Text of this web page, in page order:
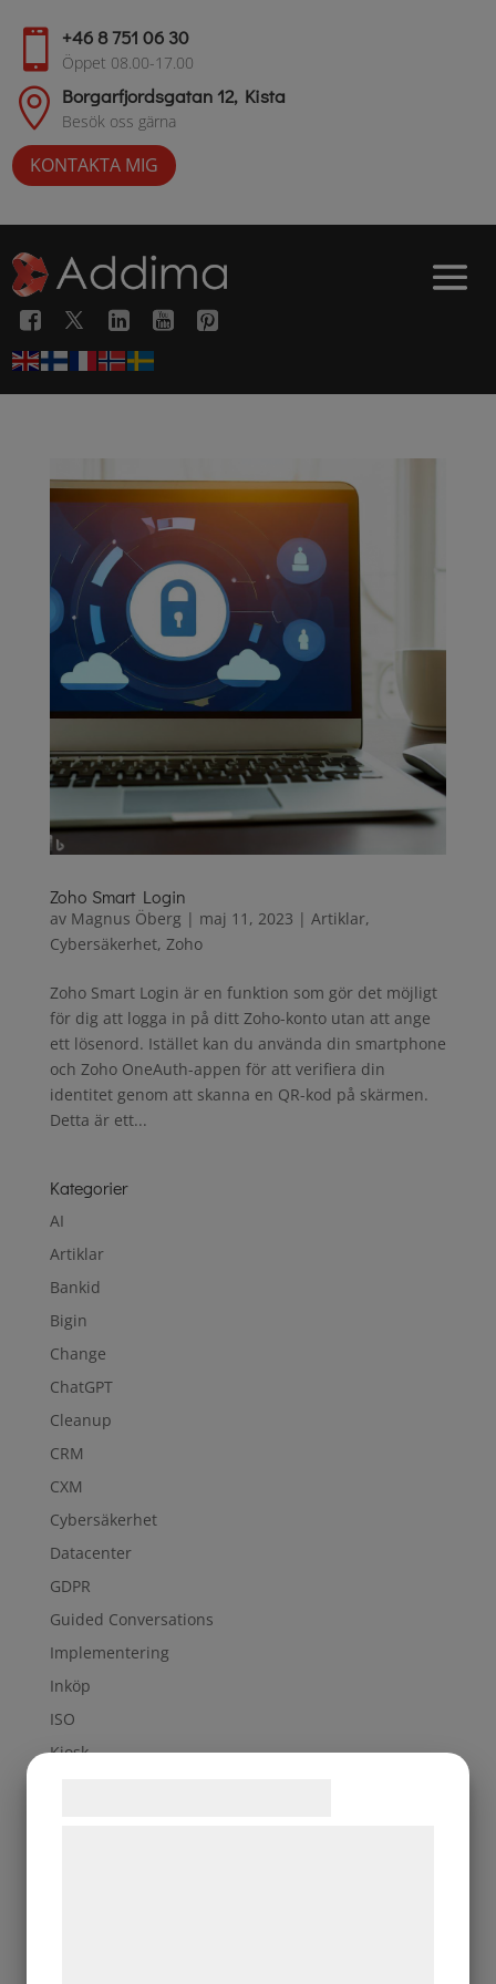
 +46 8 751 06 30
Öppet 08.00-17.00
 Borgarfjordsgatan 12, Kista
Besök oss gärna
KONTAKTA MIG
Zoho Smart Login
av Magnus Öberg | maj 11, 2023 | Artiklar,
Cybersäkerhet, Zoho
Zoho Smart Login är en funktion som gör det möjligt
för dig att logga in på ditt Zoho-konto utan att ange
ett lösenord. Istället kan du använda din smartphone
och Zoho OneAuth-appen för att verifiera din
identitet genom att skanna en QR-kod på skärmen.
Detta är ett...
Kategorier
AI
Artiklar
Bankid
Bigin
Change
ChatGPT
Cleanup
CRM
CXM
Cybersäkerhet
Datacenter
GDPR
Guided Conversations
Implementering
Inköp
ISO
Kiosk